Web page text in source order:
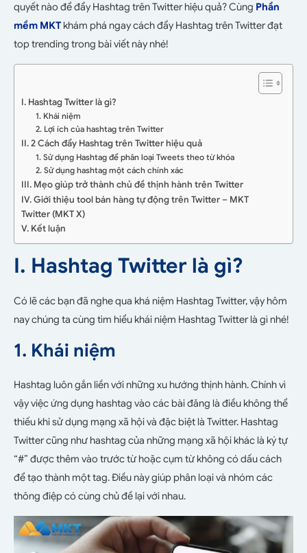
quyết nào để đẩy Hashtag trên Twitter hiệu quả? Cùng Phần
mềm MKTkhám phá ngay cách đẩy Hashtag trên Twitter đạt
top trending trong bài viết này nhé!
I. Hashtag Twitter là gì?
1. Khái niệm
2. Lợi ích của hashtag trên Twitter
II. 2 Cách đẩy Hashtag trên Twitter hiệu quả
1. Sử dụng Hashtag để phân loại Tweets theo từ khóa
2. Sử dụng hashtag một cách chính xác
III. Mẹo giúp trở thành chủ đề thịnh hành trên Twitter
IV. Giới thiệu tool bán hàng tự động trên Twitter – MKT
Twitter (MKT X)
V. Kết luận
I. Hashtag Twitter là gì?
Có lẽ các bạn đã nghe qua khá niệm Hashtag Twitter, vậy hôm
nay chúng ta cùng tìm hiểu khái niệm Hashtag Twitter là gì nhé!
1. Khái niệm
Hashtag luôn gắn liền với những xu hướng thịnh hành. Chính vì
vậy việc ứng dụng hashtag vào các bài đăng là điều không thể
thiếu khi sử dụng mạng xã hội và đặc biệt là Twitter. Hashtag
Twitter cũng như hashtag của những mạng xã hội khác là ký tự
“#” được thêm vào trước từ hoặc cụm từ không có dấu cách
để tạo thành một tag. Điều này giúp phân loại và nhóm các
thông điệp có cùng chủ đề lại với nhau.